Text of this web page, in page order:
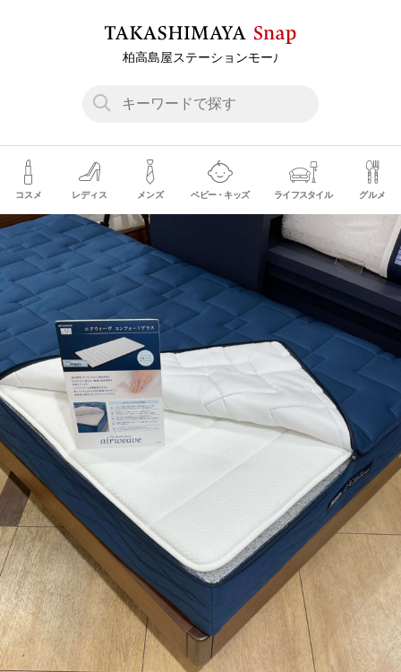
コスメ レディス メンズ ベビー・キッズ ライフスタイル グルメ